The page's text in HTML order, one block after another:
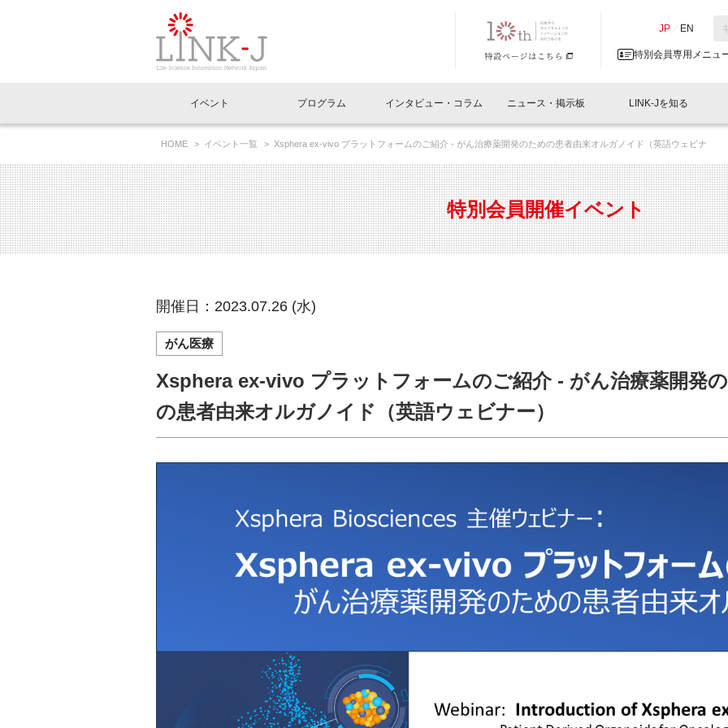
JP EN
特別会員専用メニュ
イベントお知らせメール登録
閉じる
イベント
イベント一覧
LINK-J主催・共催 特別会員開催
LINK-J協賛・協力 出展・参加
イベントレポート一覧
LINK-J主催・共催
LINK-J協賛・協力
プログラム
Out of Box相談室 What's "UNIKORN"？
インタビュー・コラム
インタビュー・コラム一覧
スペシャルインタビュー ベンチャーインタビュー 会報
連載コラム サポーターコラム 日本
ニュース・掲示板
ニュース一覧
トピック プレスリリース
メディア情報 海外関連
協賛・協力
人と情報の交流掲示板一覧
会員プレスリリース
募集
LINK-Jを知る
理事長挨拶 Why in Nihonbashi
国内外連携 サポーター紹介 事業
組織概要 パンフレット GTB
特別会員一覧 特別会員について 入会
専用メニューはこちら
ラウンジ・会議室 オフィス・ラボ 施設
アクセス
HOME イベント一覧
Xsphera ex-vivo プラットフォームのご紹介 - がん治療薬開発のための患者由来オルガノイド（英語ウェビナ
特別会員開催イベント
開催日：2023.07.26 (水)
がん医療
Xsphera ex-vivo プラットフォームのご紹介 - がん治療薬開発
の患者由来オルガノイド（英語ウェビナー）